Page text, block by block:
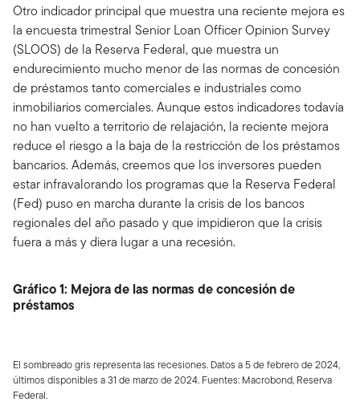
Otro indicador principal que muestra una reciente mejora es
la encuesta trimestral Senior Loan Officer Opinion Survey
(SLOOS) de la Reserva Federal, que muestra un
endurecimiento mucho menor de las normas de concesión
de préstamos tanto comerciales e industriales como
inmobiliarios comerciales. Aunque estos indicadores todavía
no han vuelto a territorio de relajación, la reciente mejora
reduce el riesgo a la baja de la restricción de los préstamos
bancarios. Además, creemos que los inversores pueden
estar infravalorando los programas que la Reserva Federal
(Fed) puso en marcha durante la crisis de los bancos
regionales del año pasado y que impidieron que la crisis
fuera a más y diera lugar a una recesión.
Gráfico 1: Mejora de las normas de concesión de
préstamos
El sombreado gris representa las recesiones. Datos a 5 de febrero de 2024,
últimos disponibles a 31 de marzo de 2024. Fuentes: Macrobond, Reserva
Federal.